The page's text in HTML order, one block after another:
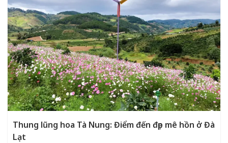
Thung lũng hoa Tà Nung: Điểm đến đẹp mê hồn ở Đà
Lạt